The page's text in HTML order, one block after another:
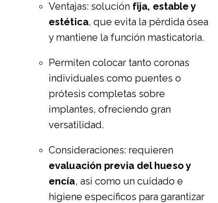
Ventajas: solución fija, estable y
estética, que evita la pérdida ósea
y mantiene la función masticatoria.
Permiten colocar tanto coronas
individuales como puentes o
prótesis completas sobre
implantes, ofreciendo gran
versatilidad.
Consideraciones: requieren
evaluación previa del hueso y
encía, así como un cuidado e
higiene específicos para garantizar